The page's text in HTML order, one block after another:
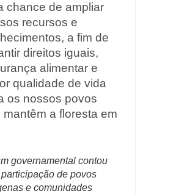
chance de ampliar
recursos e
a fim de
direitos iguais,
alimentar e
qualidade de vida
os nossos povos
mantêm a floresta em
governamental contou
de povos
e comunidades